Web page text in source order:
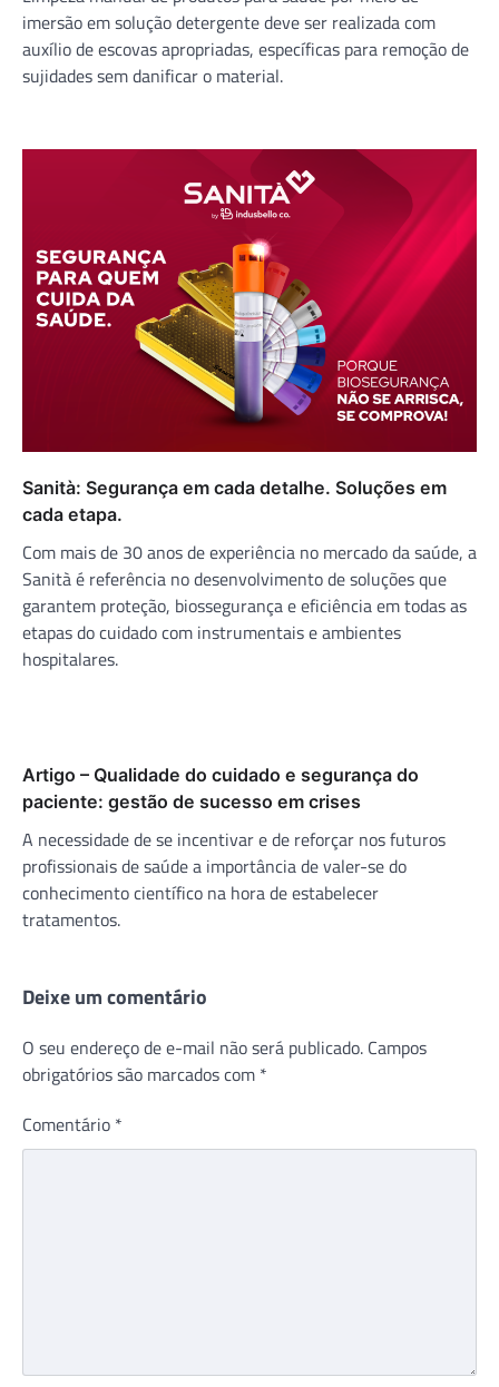
imersão em solução detergente deve ser realizada com
auxílio de escovas apropriadas, específicas para remoção de
sujidades sem danificar o material.
Sanità: Segurança em cada detalhe. Soluções em
cada etapa.
Com mais de 30 anos de experiência no mercado da saúde, a
Sanità é referência no desenvolvimento de soluções que
garantem proteção, biossegurança e eficiência em todas as
etapas do cuidado com instrumentais e ambientes
hospitalares.
Artigo – Qualidade do cuidado e segurança do
paciente: gestão de sucesso em crises
A necessidade de se incentivar e de reforçar nos futuros
profissionais de saúde a importância de valer-se do
conhecimento científico na hora de estabelecer
tratamentos.
Deixe um comentário
O seu endereço de e-mail não será publicado. Campos
obrigatórios são marcados com *
Comentário *